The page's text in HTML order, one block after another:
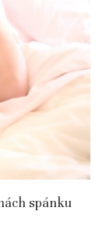
spánku